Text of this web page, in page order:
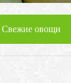
Свежие овощи